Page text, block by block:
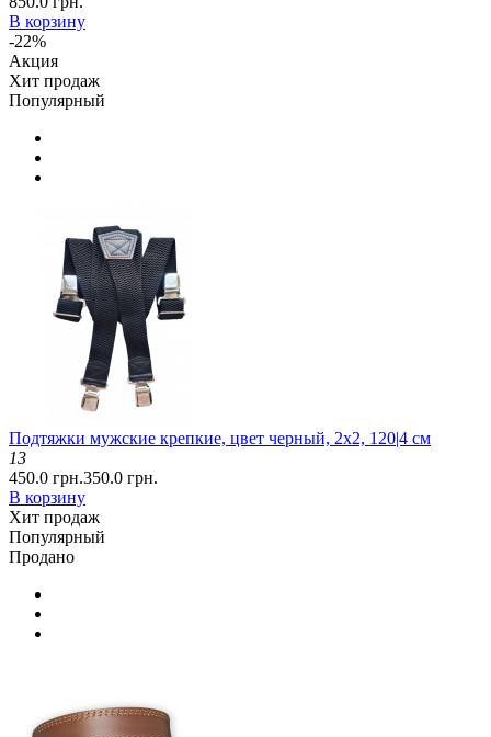
В корзину
-22%
Акция
Хит продаж
Популярный
Подтяжки мужские крепкие, цвет черный, 2x2, 120|4 см
13
450.0 грн.350.0 грн.
В корзину
Хит продаж
Популярный
Продано